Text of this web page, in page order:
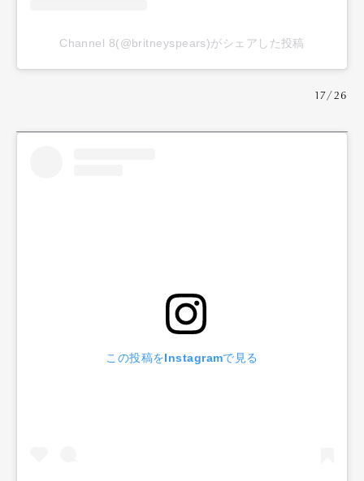
Channel 8(@britneyspears)がシェアした投稿
17/26
この投稿をInstagramで見る